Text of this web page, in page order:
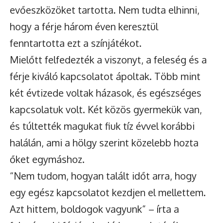
evőeszközöket tartotta. Nem tudta elhinni,
hogy a férje három éven keresztül
fenntartotta ezt a színjátékot.
Mielőtt felfedezték a viszonyt, a feleség és a
férje kiváló kapcsolatot ápoltak. Több mint
két évtizede voltak házasok, és egészséges
kapcsolatuk volt. Két közös gyermekük van,
és túltették magukat fiuk tíz évvel korábbi
halálán, ami a hölgy szerint közelebb hozta
őket egymáshoz.
“Nem tudom, hogyan talált időt arra, hogy
egy egész kapcsolatot kezdjen el mellettem.
Azt hittem, boldogok vagyunk” – írta a